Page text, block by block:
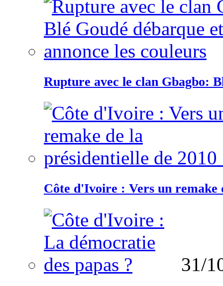
Rupture avec le clan Gbagbo:
Côte d'Ivoire : Vers un remake
31/